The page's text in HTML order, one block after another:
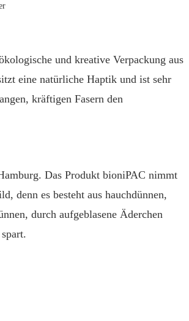
und kreative Verpackung aus
eine natürliche Haptik und ist sehr
kräftigen Fasern den
Das Produkt bioniPAC nimmt
denn es besteht aus hauchdünnen,
durch aufgeblasene Äderchen